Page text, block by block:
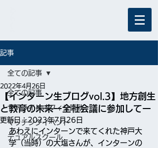
記事
全ての記事
サテライトオフィス誘致
マッチングイベント
デュアルスクール
全ての記事
【インターン生ブログvol.3】地方創生
と教育の未来ー全社会議に参加してー
2022年4月26日
更新日：2023年7月26日
あわえにインターンで来てくれた神戸大
学（当時）の大塩さんが、インターンの